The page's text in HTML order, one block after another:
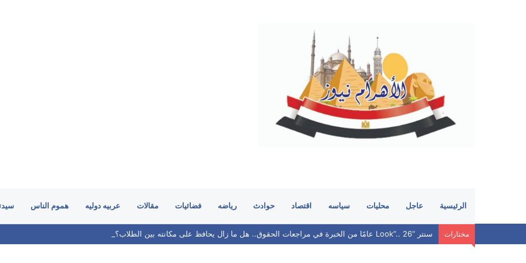
الرئيسية عاجل محليات سياسه اقتصاد حوادث رياضه فضائيات مقالات عربيه دوليه هموم الناس
مختارات سنتر “Look”.. 26 عامًا من الخبرة في مراجعات الحقوق.. هل ما زال يحافظ على مكانته بين الطلاب؟